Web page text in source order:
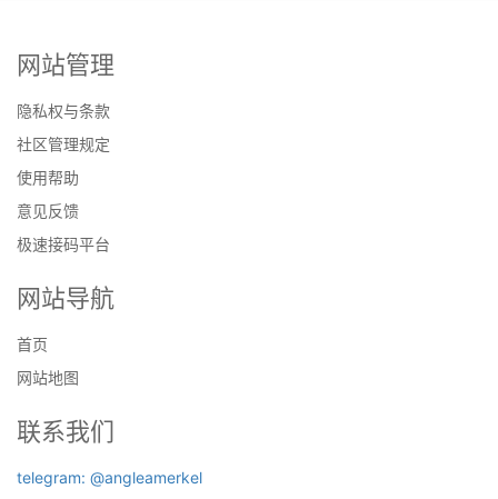
网站管理
隐私权与条款
社区管理规定
使用帮助
意见反馈
极速接码平台
网站导航
首页
网站地图
联系我们
telegram: @angleamerkel